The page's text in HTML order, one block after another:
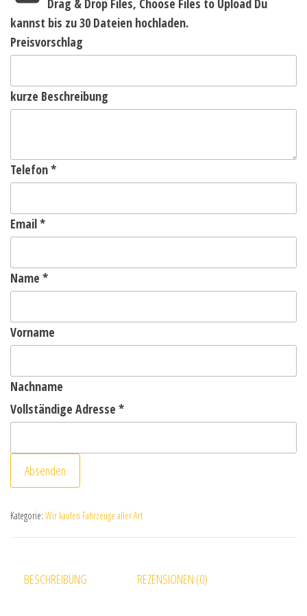
Drag & Drop Files, Choose Files to Upload Du
kannst bis zu 30 Dateien hochladen.
Preisvorschlag
kurze Beschreibung
Telefon*
Email*
Name *
Vorname
Nachname
Vollständige Adresse *
Absenden
Kategorie: Wir kaufen Fahrzeuge aller Art
BESCHREIBUNG REZENSIONEN (0)